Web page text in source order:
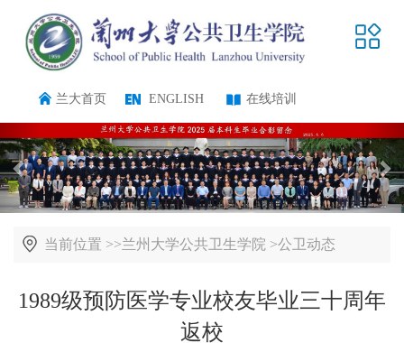
在线培训
ENGLISH
兰大首页
当前位置 >>兰州大学公共卫生学院 >公卫动态
1989级预防医学专业校友毕业三十周年
返校